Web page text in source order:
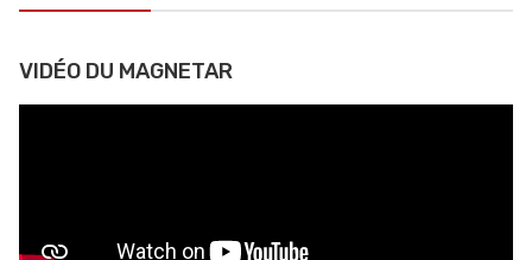
VIDÉO DU MAGNETAR